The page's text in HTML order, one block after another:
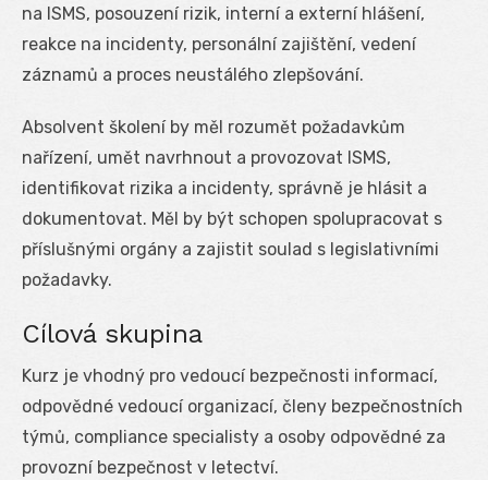
na ISMS, posouzení rizik, interní a externí hlášení,
reakce na incidenty, personální zajištění, vedení
záznamů a proces neustálého zlepšování.
Absolvent školení by měl rozumět požadavkům
nařízení, umět navrhnout a provozovat ISMS,
identifikovat rizika a incidenty, správně je hlásit a
dokumentovat. Měl by být schopen spolupracovat s
příslušnými orgány a zajistit soulad s legislativními
požadavky.
Cílová skupina
Kurz je vhodný pro vedoucí bezpečnosti informací,
odpovědné vedoucí organizací, členy bezpečnostních
týmů, compliance specialisty a osoby odpovědné za
provozní bezpečnost v letectví.